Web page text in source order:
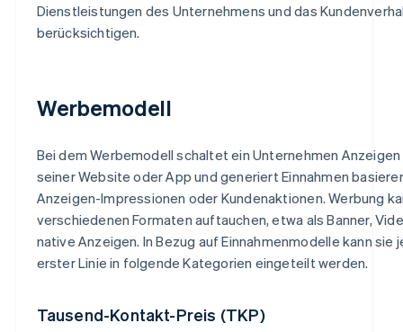
Dienstleistungen des Unternehmens und das
berücksichtigen.
Werbemodell
Bei dem Werbemodell schaltet ein Unternehmen
seiner Website oder App und generiert Einnahmen
Anzeigen-Impressionen oder Kundenaktionen. Werbung
verschiedenen Formaten auftauchen, etwa als Banner,
native Anzeigen. In Bezug auf Einnahmenmodelle kann sie
erster Linie in folgende Kategorien eingeteilt werden.
Tausend-Kontakt-Preis (TKP)